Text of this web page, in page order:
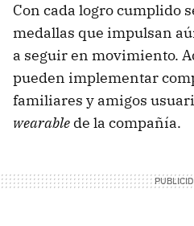
Con cada logro cumplido
medallas que impulsan
a seguir en movimiento.
pueden implementar
familiares y amigos
wearable de la compañía.